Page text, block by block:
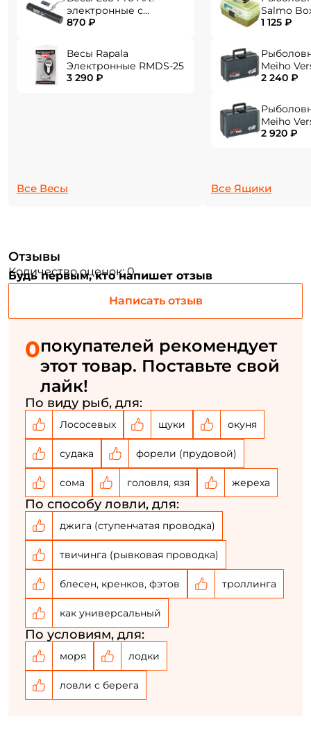
электронные с
фонарем EPHN-40
870 ₽
Весы Rapala
Электронные RMDS-25
3 290 ₽
Все Весы
Salmo
1 125 ₽
Meiho
2 240 ₽
Meiho
2 920 ₽
Все Ящики
Отзывы
Количество оценок: 0
Будь первым, кто напишет отзыв
Написать отзыв
0покупателей рекомендует
этот товар. Поставьте свой
лайк!
По виду рыб, для:
Лососевых щуки окуня
судака форели (прудовой)
сома головля, язя жереха
По способу ловли, для:
джига (ступенчатая проводка)
твичинга (рывковая проводка)
блесен, кренков, фэтов троллинга
как универсальный
По условиям, для:
моря лодки
ловли с берега
Номер телефона: *
Заполняя данную форму вы соглашаетесь на обработку
У меня уже есть аккаунт